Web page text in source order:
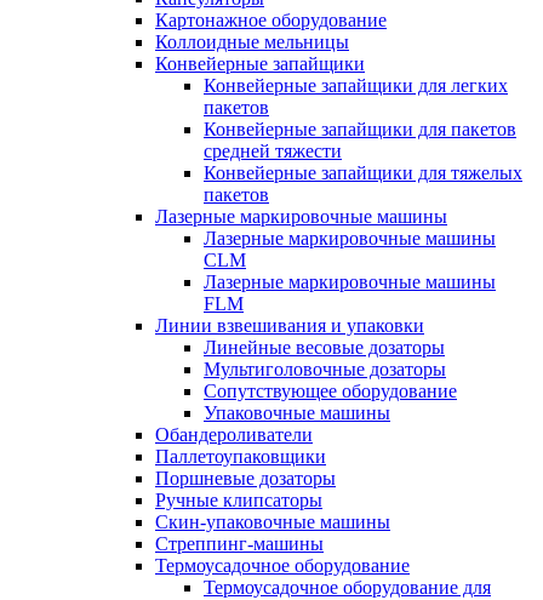
Картонажное оборудование
Коллоидные мельницы
Конвейерные запайщики
Конвейерные запайщики для легких
пакетов
Конвейерные запайщики для пакетов
средней тяжести
Конвейерные запайщики для тяжелых
пакетов
Лазерные маркировочные машины
Лазерные маркировочные машины
CLM
Лазерные маркировочные машины
FLM
Линии взвешивания и упаковки
Линейные весовые дозаторы
Мультиголовочные дозаторы
Сопутствующее оборудование
Упаковочные машины
Обандероливатели
Паллетоупаковщики
Поршневые дозаторы
Ручные клипсаторы
Скин-упаковочные машины
Стреппинг-машины
Термоусадочное оборудование
Термоусадочное оборудование для